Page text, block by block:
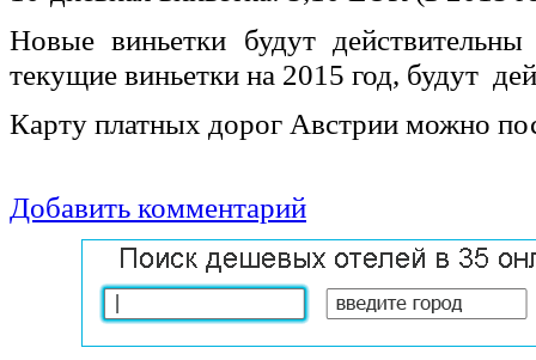
Новые виньетки будут
текущие виньетки на 2015 год, будут
Карту платных дорог Австрии можно
Добавить комментарий